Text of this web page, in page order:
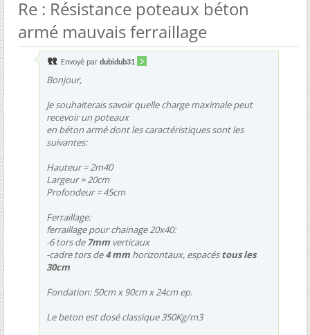
Re : Résistance poteaux béton
armé mauvais ferraillage
Envoyé par dubidub31
Bonjour,
Je souhaiterais savoir quelle charge maximale peut
recevoir un poteaux
en béton armé dont les caractéristiques sont les
suivantes:
Hauteur = 2m40
Largeur = 20cm
Profondeur = 45cm
Ferraillage:
ferraillage pour chainage 20x40:
-6 tors de7mm verticaux
-cadre tors de4 mm horizontaux, espacéstous les
30cm
Fondation: 50cm x 90cm x 24cm ep.
Le beton est dosé classique 350Kg/m3